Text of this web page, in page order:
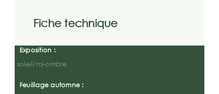
Fiche technique
Exposition :
soleil/mi-ombre
Feuillage automne :